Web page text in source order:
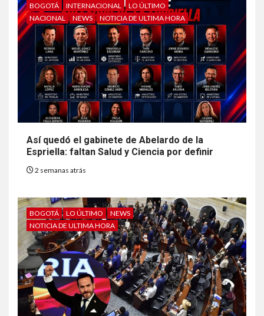
BOGOTÁ INTERNACIONAL
LO ÚLTIMO
NACIONAL
NEWS NOTICIA DE ULTIMA HORA
Así quedó el gabinete de Abelardo de la
Espriella: faltan Salud y Ciencia por definir
2 semanas atrás
BOGOTÁ LO ÚLTIMO
NEWS
NOTICIA DE ULTIMA HORA